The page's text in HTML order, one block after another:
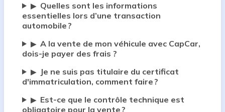
▶ Quelles sont les informations
essentielles lors d’une transaction
automobile ?
▶ A la vente de mon véhicule avec CapCar,
dois-je payer des frais ?
▶
Je ne suis pas titulaire du certificat
d'immatriculation, comment faire ?
▶ Est-ce que le contrôle technique est
obligatoire pour la vente ?